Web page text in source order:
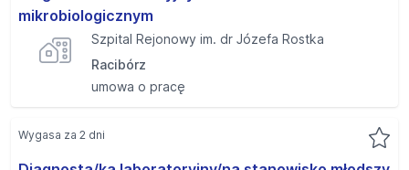
mikrobiologicznym
Szpital Rejonowy im. dr Józefa Rostka
Racibórz
umowa o pracę
Wygasa za 2 dni